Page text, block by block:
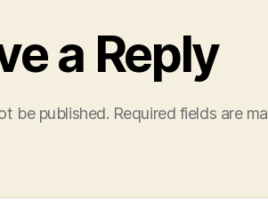
a Reply
be published. Required fields are